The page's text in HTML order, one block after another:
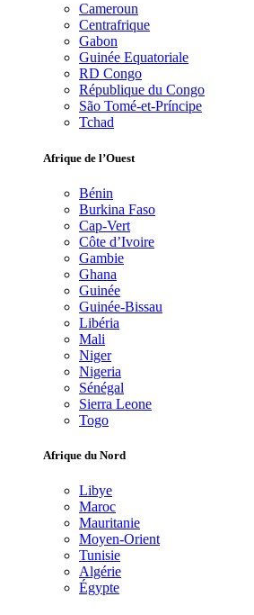
Cameroun
Centrafrique
Gabon
Guinée Equatoriale
RD Congo
République du Congo
São Tomé-et-Príncipe
Tchad
Afrique de l’Ouest
Bénin
Burkina Faso
Cap-Vert
Côte d’Ivoire
Gambie
Ghana
Guinée
Guinée-Bissau
Libéria
Mali
Niger
Nigeria
Sénégal
Sierra Leone
Togo
Afrique du Nord
Libye
Maroc
Mauritanie
Moyen-Orient
Tunisie
Algérie
Égypte